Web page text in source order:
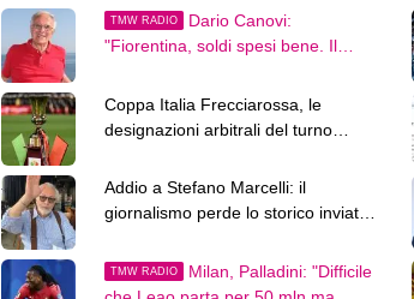
TMW RADIO
Dario Canovi:
"Fiorentina, soldi spesi bene. Il
Coppa Italia Frecciarossa, le
designazioni arbitrali del turno
Addio a Stefano Marcelli: il
giornalismo perde lo storico inviato
TMW RADIO
Milan, Palladini: "Difficile